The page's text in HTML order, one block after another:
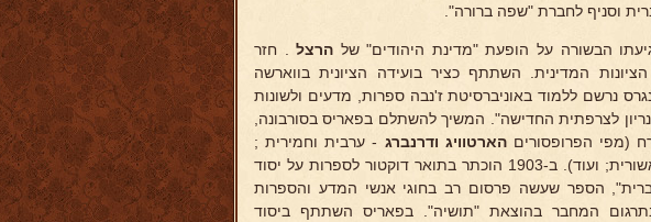
וסניף לחברת "שפה ברורה".
הרצל. חזר
המדינית. השתתף כציר בועידה הציונית בווארשה
נרשם ללמוד באוניברסיטת ז'נבה ספרות, מדעים ולשונות
לצרפתית החדישה". המשיך להשתלם בפאריס בסורבונה,
(מפי הפרופסוריםהארטוויג ודרנברג - ערבית וחמירית ;
- כושית וערבית קדומה; ז'ול אופרט - אשורית; ועוד). ב-1903 הוכתר בתואר דוקטור לספרות על יסוד
הספר שעשה פרסום רב בחוגי אנשי המדע והספרות
המחבר בהוצאת "תושיה". בפאריס השתתף ביסוד